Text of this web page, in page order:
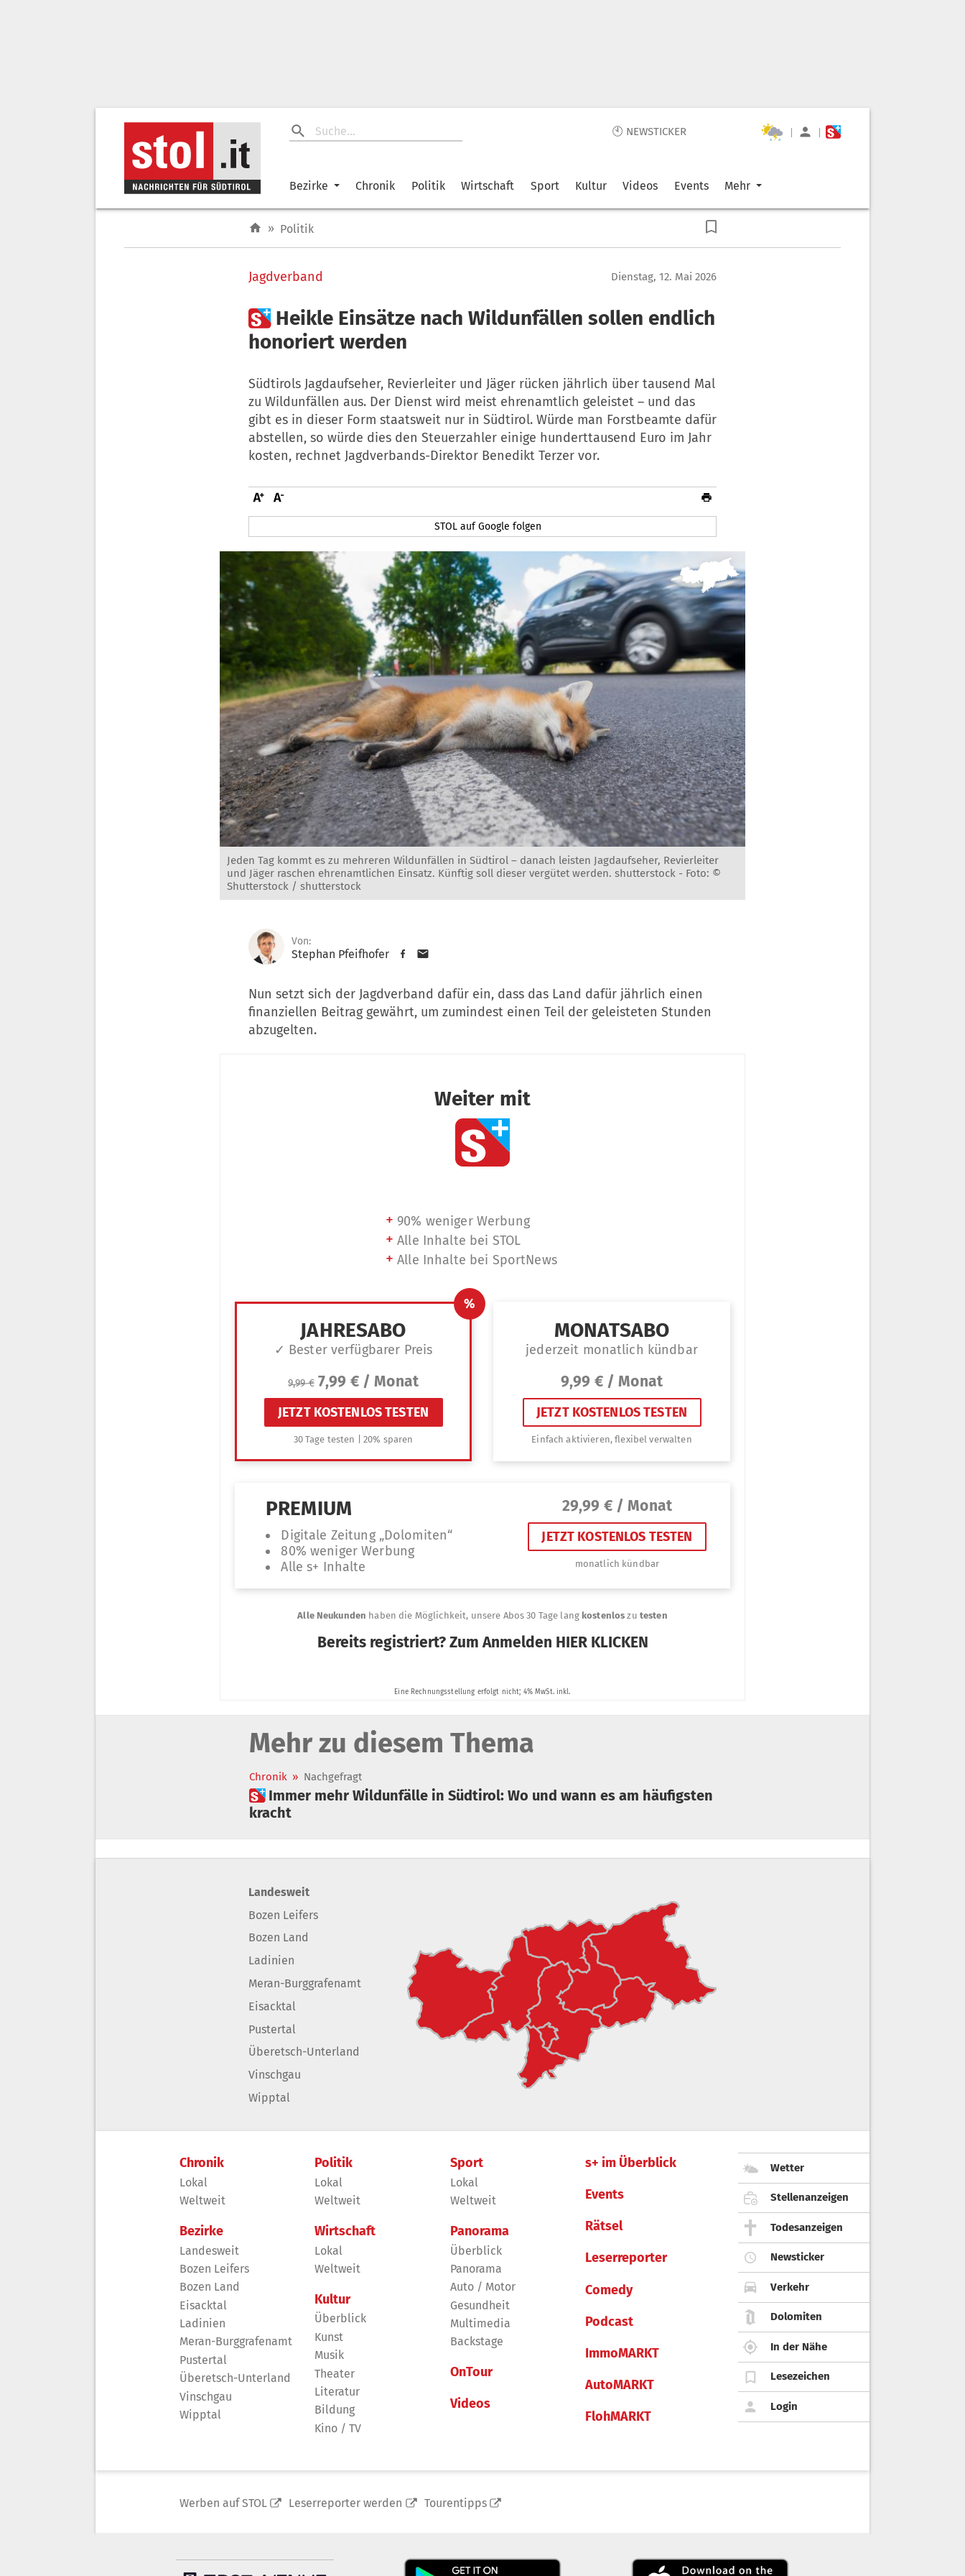
🕙 NEWSTICKER | |
Bezirke Chronik Politik Wirtschaft Sport Kultur Videos Events Mehr
» Politik
Jagdverband Dienstag, 12. Mai 2026
 Heikle Einsätze nach Wildunfällen sollen endlich
honoriert werden
Südtirols Jagdaufseher, Revierleiter und Jäger rücken jährlich über tausend Mal
zu Wildunfällen aus. Der Dienst wird meist ehrenamtlich geleistet – und das
gibt es in dieser Form staatsweit nur in Südtirol. Würde man Forstbeamte dafür
abstellen, so würde dies den Steuerzahler einige hunderttausend Euro im Jahr
kosten, rechnet Jagdverbands-Direktor Benedikt Terzer vor.
STOL auf Google folgen
Jeden Tag kommt es zu mehreren Wildunfällen in Südtirol – danach leisten Jagdaufseher, Revierleiter
und Jäger raschen ehrenamtlichen Einsatz. Künftig soll dieser vergütet werden. shutterstock - Foto: ©
Shutterstock / shutterstock
Von:
Stephan Pfeifhofer
Nun setzt sich der Jagdverband dafür ein, dass das Land dafür jährlich einen
finanziellen Beitrag gewährt, um zumindest einen Teil der geleisteten Stunden
abzugelten.
Mehr zu diesem Thema
Chronik » Nachgefragt
 Immer mehr Wildunfälle in Südtirol: Wo und wann es am häufigsten
kracht
Landesweit
Bozen Leifers
Bozen Land
Ladinien
Meran-Burggrafenamt
Eisacktal
Pustertal
Überetsch-Unterland
Vinschgau
Wipptal
Chronik
Lokal
Weltweit
Bezirke
Landesweit
Bozen Leifers
Bozen Land
Eisacktal
Ladinien
Meran-Burggrafenamt
Pustertal
Überetsch-Unterland
Vinschgau
Wipptal
Politik
Lokal
Weltweit
Wirtschaft
Lokal
Weltweit
Kultur
Überblick
Kunst
Musik
Theater
Literatur
Bildung
Kino / TV
Sport
Lokal
Weltweit
Panorama
Überblick
Panorama
Auto / Motor
Gesundheit
Multimedia
Backstage
OnTour
Videos
s+ im Überblick
Events
Rätsel
Leserreporter
Comedy
Podcast
ImmoMARKT
AutoMARKT
FlohMARKT
Wetter
Stellenanzeigen
Todesanzeigen
Newsticker
Verkehr
Dolomiten
In der Nähe
Lesezeichen
Login
Werben auf STOL Leserreporter werden Tourentipps